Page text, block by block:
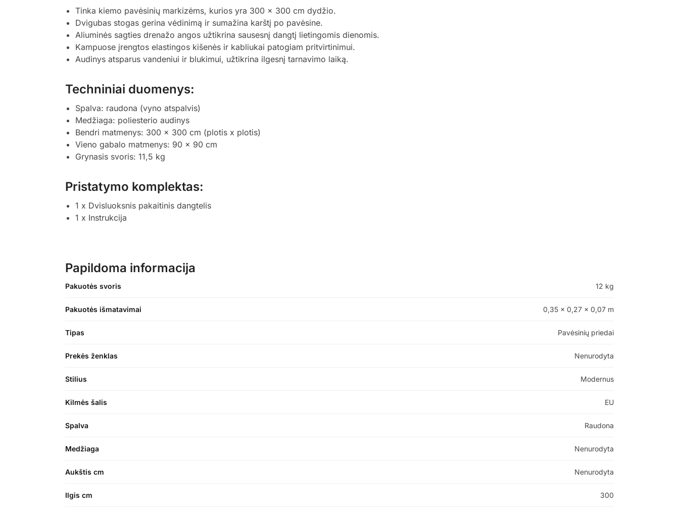
Tinka kiemo pavėsinių markizėms, kurios yra 300 x 300 cm dydžio.
Dvigubas stogas gerina vėdinimą ir sumažina karštį po pavėsine.
Aliuminės sagties drenažo angos užtikrina sausesnį dangtį lietingomis dienomis.
Kampuose įrengtos elastingos kišenės ir kabliukai patogiam pritvirtinimui.
Audinys atsparus vandeniui ir blukimui, užtikrina ilgesnį tarnavimo laiką.
Techniniai duomenys:
Spalva: raudona (vyno atspalvis)
Medžiaga: poliesterio audinys
Bendri matmenys: 300 x 300 cm (plotis x plotis)
Vieno gabalo matmenys: 90 x 90 cm
Grynasis svoris: 11,5 kg
Pristatymo komplektas:
1 x Dvisluoksnis pakaitinis dangtelis
1 x Instrukcija
Papildoma informacija
Pakuotės svoris 12 kg
Pakuotės išmatavimai 0,35 × 0,27 × 0,07 m
Tipas Pavėsinių priedai
Prekės ženklas Nenurodyta
Stilius Modernus
Kilmės šalis EU
Spalva Raudona
Medžiaga Nenurodyta
Aukštis cm Nenurodyta
Ilgis cm 300